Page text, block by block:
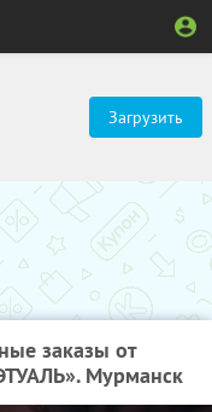
Загрузить
заказы от
Мурманск